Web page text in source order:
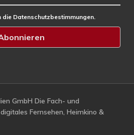
Datenschutzbestimmungen.
GmbH Die Fach- und
Fernsehen, Heimkino &